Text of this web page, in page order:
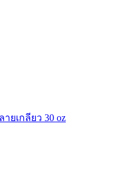
ยเกลียว 30 oz